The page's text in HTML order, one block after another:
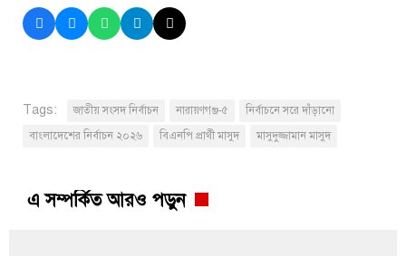
Tags: জাতীয় সংসদ নির্বাচন নারায়ণগঞ্জ-৫
নির্বাচনে সরে দাঁড়ানো
বাংলাদেশের নির্বাচন ২০২৬
বিএনপি প্রার্থী মাসুদ মাসুদুজ্জামান মাসুদ
এ সম্পর্কিত আরও পড়ুন